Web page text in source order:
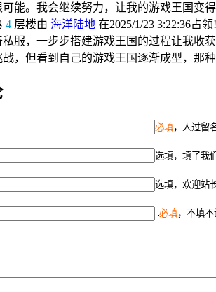
能。我会继续努力，让我的游戏王国变
4 层楼由 海洋陆地 在2025/1/23 3:22:36占领!
服，一步步搭建游戏王国的过程让我收
，但看到自己的游戏王国逐渐成型，那
必填，人过留
选填，填了我
选填，欢迎站
必填，不填